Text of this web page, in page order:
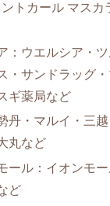
トカール マスカ
：ウエルシア・
・サンドラッグ
ギ薬局など
丹・マルイ・三
丸など
ール：イオンモ
ど